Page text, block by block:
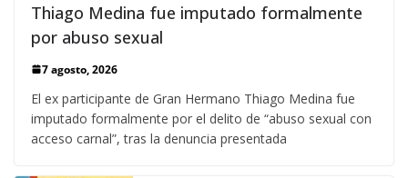
Thiago Medina fue imputado formalmente
por abuso sexual
7 agosto, 2026
El ex participante de Gran Hermano Thiago Medina fue
imputado formalmente por el delito de “abuso sexual con
acceso carnal”, tras la denuncia presentada